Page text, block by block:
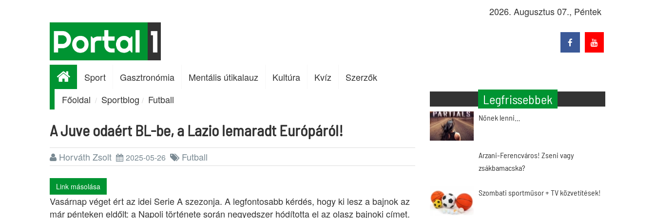
2026. Augusztus 07., Péntek
Sport Gasztronómia Mentális útikalauz Kultúra Kvíz
Szerzők
Főoldal
Sportblog Futball
A Juve odaért BL-be, a Lazio lemaradt Európáról!
Horváth Zsolt 2025-05-26 Futball
Link másolása
Vasárnap véget ért az idei Serie A szezonja. A legfontosabb kérdés, hogy ki lesz a bajnok az
már pénteken eldőlt: a Napoli története során negyedszer hódította el az olasz bajnoki címet.
Legfrissebbek
Nőnek lenni…
Arzani-Ferencváros! Zseni vagy
zsákbamacska?
Szombati sportműsor + TV közvetítések!